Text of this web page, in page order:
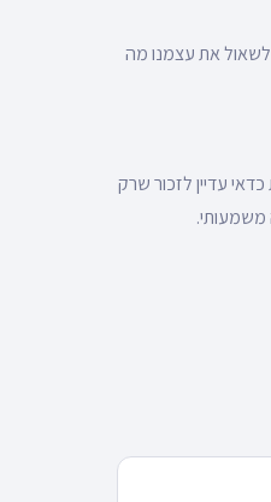
את עצמנו מה
עדיין לזכור שרק